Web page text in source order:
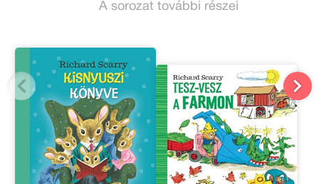
A sorozat további részei